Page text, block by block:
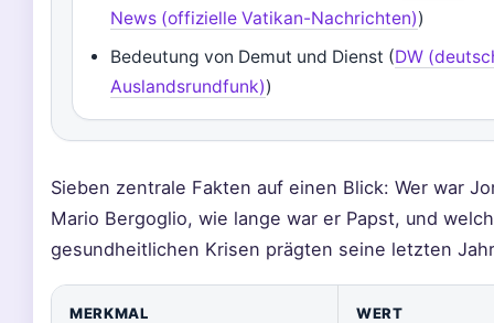
News (offizielle Vatikan-Nachrichten))
Bedeutung von Demut und Dienst (DW
Auslandsrundfunk))
Sieben zentrale Fakten auf einen Blick: Wer war
Mario Bergoglio, wie lange war er Papst, und
gesundheitlichen Krisen prägten seine letzten
MERKMAL WERT